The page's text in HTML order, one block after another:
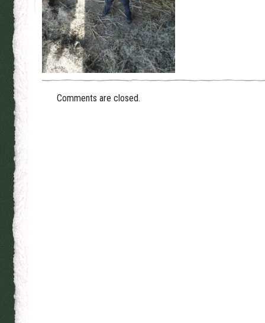
Comments are closed.